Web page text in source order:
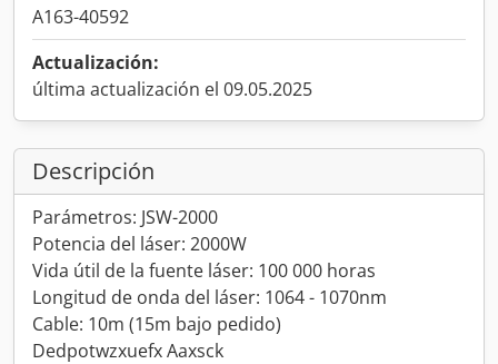
A163-40592
Actualización:
última actualización el 09.05.2025
Descripción
Parámetros: JSW-2000
Potencia del láser: 2000W
Vida útil de la fuente láser: 100 000 horas
Longitud de onda del láser: 1064 - 1070nm
Cable: 10m (15m bajo pedido)
Dedpotwzxuefx Aaxsck